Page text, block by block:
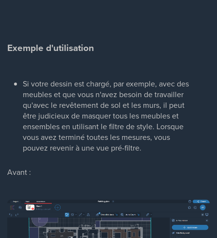
Exemple d'utilisation
Si votre dessin est chargé, par exemple, avec des
meubles et que vous n'avez besoin de travailler
qu'avec le revêtement de sol et les murs, il peut
être judicieux de masquer tous les meubles et
ensembles en utilisant le filtre de style. Lorsque
vous avez terminé toutes les mesures, vous
pouvez revenir à une vue pré-filtre.
Avant :